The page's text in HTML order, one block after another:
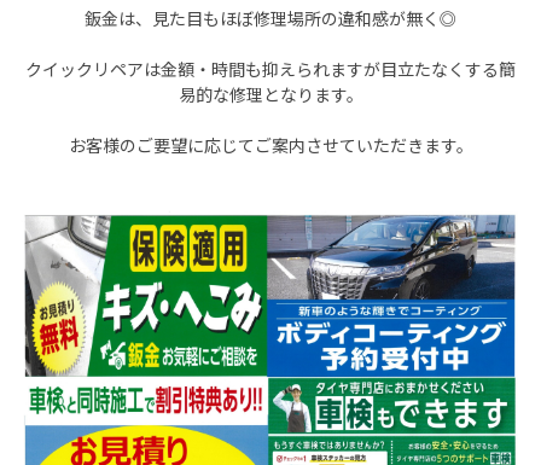
鈑金は、見た目もほぼ修理場所の違和感が無く◎
クイックリペアは金額・時間も抑えられますが目立たなくする簡
易的な修理となります。
お客様のご要望に応じてご案内させていただきます。